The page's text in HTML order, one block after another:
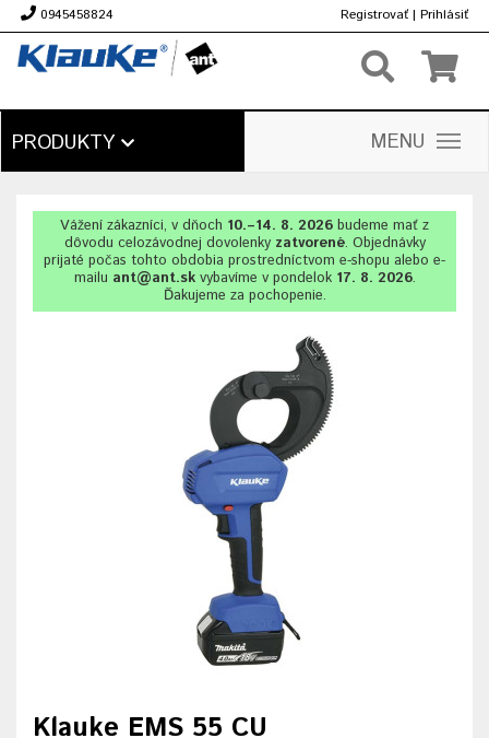
0945458824 Registrovať | Prihlásiť
PRODUKTY MENU
Vážení zákazníci, v dňoch 10.–14. 8. 2026 budeme mať z
dôvodu celozávodnej dovolenkyzatvorené. Objednávky
prijaté počas tohto obdobia prostredníctvom e-shopu alebo e-
mailu ant@ant.skvybavíme v pondelok 17. 8. 2026.
Ďakujeme za pochopenie.
Klauke EMS 55 CU